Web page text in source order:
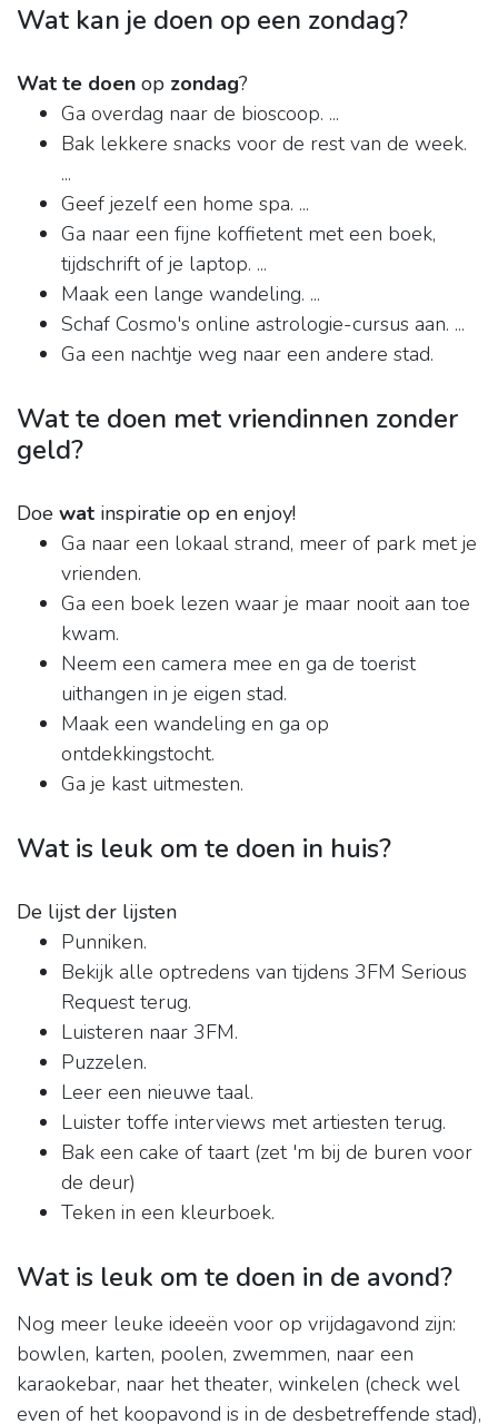
Wat kan je doen op een zondag?
Wat te doen op zondag?
Ga overdag naar de bioscoop. ...
Bak lekkere snacks voor de rest van de week.
...
Geef jezelf een home spa. ...
Ga naar een fijne koffietent met een boek,
tijdschrift of je laptop. ...
Maak een lange wandeling. ...
Schaf Cosmo's online astrologie-cursus aan. ...
Ga een nachtje weg naar een andere stad.
Wat te doen met vriendinnen zonder
geld?
Doe wat inspiratie op en enjoy!
Ga naar een lokaal strand, meer of park met je
vrienden.
Ga een boek lezen waar je maar nooit aan toe
kwam.
Neem een camera mee en ga de toerist
uithangen in je eigen stad.
Maak een wandeling en ga op
ontdekkingstocht.
Ga je kast uitmesten.
Wat is leuk om te doen in huis?
De lijst der lijsten
Punniken.
Bekijk alle optredens van tijdens 3FM Serious
Request terug.
Luisteren naar 3FM.
Puzzelen.
Leer een nieuwe taal.
Luister toffe interviews met artiesten terug.
Bak een cake of taart (zet 'm bij de buren voor
de deur)
Teken in een kleurboek.
Wat is leuk om te doen in de avond?
Nog meer leuke ideeën voor op vrijdagavond zijn:
bowlen, karten, poolen, zwemmen, naar een
karaokebar, naar het theater, winkelen (check wel
even of het koopavond is in de desbetreffende stad),